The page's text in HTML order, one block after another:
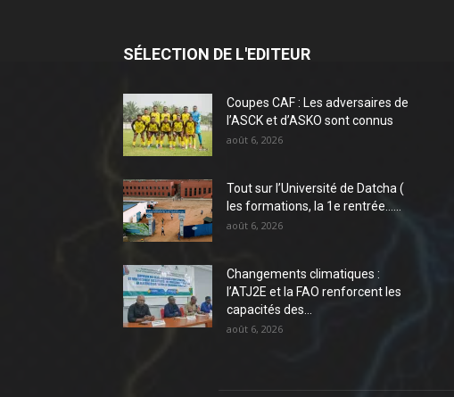
SÉLECTION DE L'EDITEUR
Coupes CAF : Les adversaires de
l’ASCK et d’ASKO sont connus
août 6, 2026
Tout sur l’Université de Datcha (
les formations, la 1e rentrée…...
août 6, 2026
Changements climatiques :
l’ATJ2E et la FAO renforcent les
capacités des...
août 6, 2026